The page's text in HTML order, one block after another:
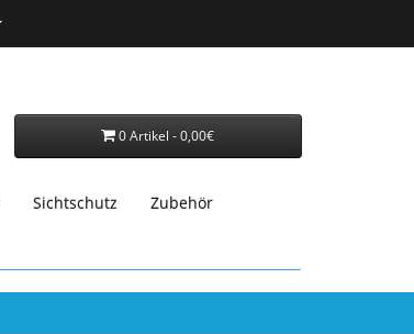
0 Artikel - 0,00€
Sichtschutz Zubehör